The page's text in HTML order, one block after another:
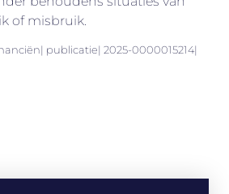
of misbruik.
publicatie| 2025-0000015214|